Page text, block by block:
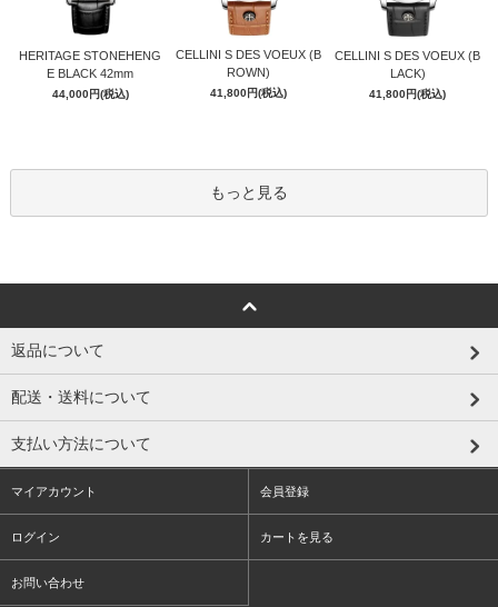
HERITAGE STONEHENG
E BLACK 42mm
44,000円(税込)
CELLINI S DES VOEUX (B
ROWN)
41,800円(税込)
CELLINI S DES VOEUX (B
LACK)
41,800円(税込)
もっと見る
返品について
配送・送料について
支払い方法について
マイアカウント 会員登録
ログイン カートを見る
お問い合わせ